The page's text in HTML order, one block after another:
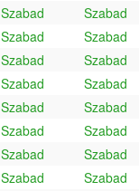
Szabad
Szabad
Szabad
Szabad
Szabad
Szabad
Szabad
Szabad
Szabad
Szabad
Szabad
Szabad
Szabad
Szabad
Szabad Szabad